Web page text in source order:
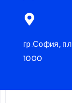
гр.София,
1000